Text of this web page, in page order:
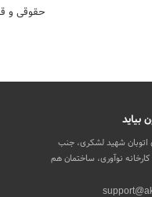
حقوقی و
بیاید
اتوبان شهید لشکری، جنب
کارخانه نوآوری، ساختمان هم